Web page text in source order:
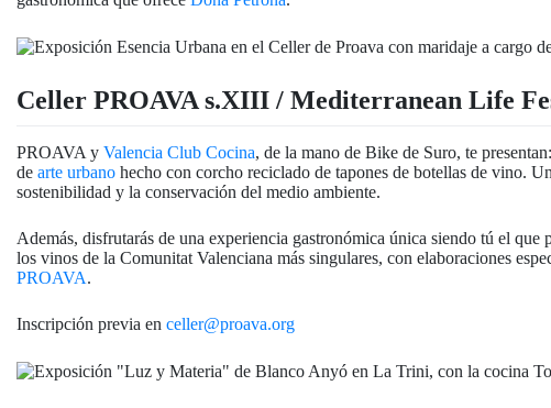
Celler PROAVA s.XIII / Mediterranean Life
PROAVA y Valencia Club Cocina, de la mano de Bike de Suro, te
de arte urbano hecho con corcho reciclado de tapones de botellas de vino.
sostenibilidad y la conservación del medio ambiente.
Además, disfrutarás de una experiencia gastronómica única siendo tú el que
los vinos de la Comunitat Valenciana más singulares, con elaboraciones
PROAVA.
Inscripción previa en celler@proava.org